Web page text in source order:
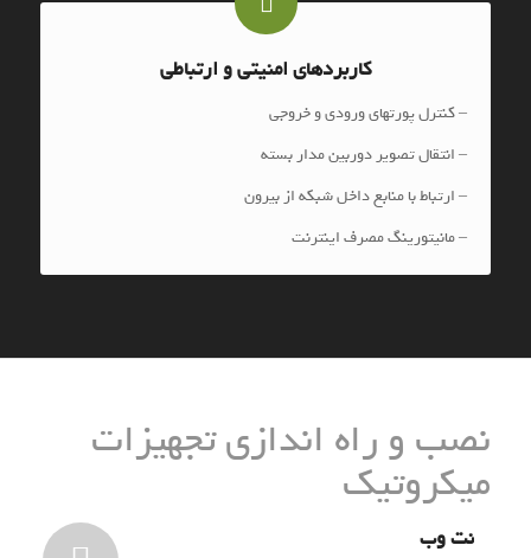
کاربردهای امنیتی و ارتباطی
– کنترل پورتهای ورودی و خروجی
– انتقال تصویر دوربین مدار بسته
– ارتباط با منابع داخل شبکه از بیرون
– مانیتورینگ مصرف اینترنت
نصب و راه اندازی تجهیزات
میکروتیک
نت وب